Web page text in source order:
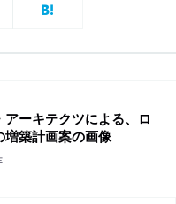
ーキテクツによる、ロ
築計画案の画像